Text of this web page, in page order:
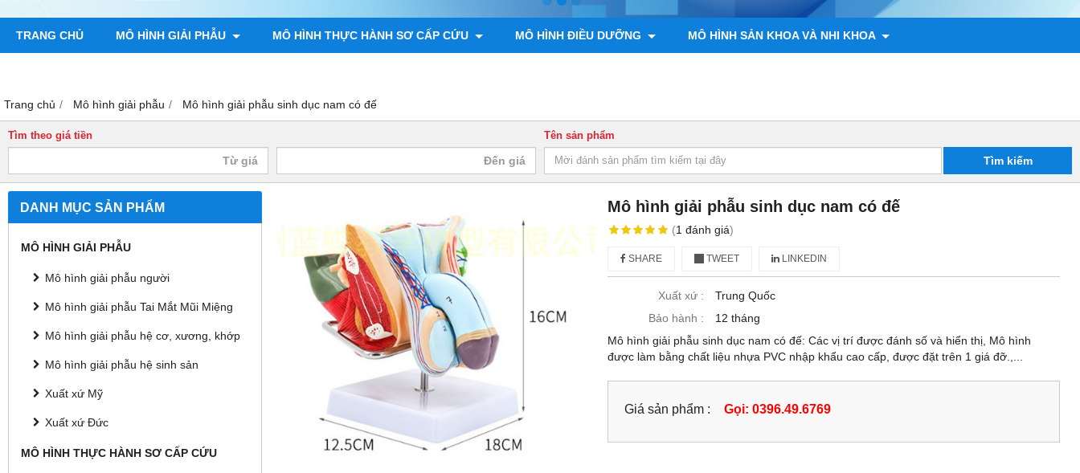
TRANG CHỦ MÔ HÌNH GIẢI PHẪU MÔ HÌNH THỰC HÀNH SƠ CẤP CỨU MÔ HÌNH ĐIỀU DƯỠNG MÔ HÌNH SẢN KHOA VÀ NHI KHOA
Trang chủ Mô hình giải phẫu Mô hình giải phẫu sinh dục nam có đế
Tìm theo giá tiền Tên sản phẩm
Tìm kiếm
DANH MỤC SẢN PHẨM
MÔ HÌNH GIẢI PHẪU
Mô hình giải phẫu người
Mô hình giải phẫu Tai Mắt Mũi Miệng
Mô hình giải phẫu hệ cơ, xương, khớp
Mô hình giải phẫu hệ sinh sản
Xuất xứ Mỹ
Xuất xứ Đức
MÔ HÌNH THỰC HÀNH SƠ CẤP CỨU
Mô hình giải phẫu sinh dục nam có đế
(1đánh giá)
SHARE TWEET LINKEDIN
Xuất xứ :
Trung Quốc
Bảo hành :
12 tháng
Mô hình giải phẫu sinh dục nam có đế: Các vị trí được đánh số và hiển thị, Mô hình
được làm bằng chất liệu nhựa PVC nhập khẩu cao cấp, được đặt trên 1 giá đỡ.,...
Giá sản phẩm : Gọi: 0396.49.6769